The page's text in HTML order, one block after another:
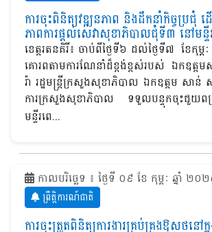
ការចុះពិនិត្យវឌ្ឍនភាព និងដឹកនាំកិច្ចប្រជុំ
ភាពការផ្តល់សេវាសុខាភិបាលជុំទី៣ នៅមន្ទី
ខេត្តរតនគិរី៖ ចាប់ពីថ្ងៃទី៦ ដល់ថ្ងៃទី៧ ខែកុម្
គោរពតាមការណែនាំដ៏ខ្ពង់ខ្ពស់របស់ ឯកឧត្ដម
រ៉ា រដ្ឋមន្ត្រីក្រសួងសុខាភិបាល ឯកឧត្តម សាន់
ការក្រសួងសុខាភិបាល ទទួលបន្ទុកចុះជួយព
មន្ទីរពេ...
កាលបរិច្ឆេទ ៖ ថ្ងៃទី ០៩ ខែ កុម្ភៈ ឆ្នាំ ២០
ព្រឹត្តិការណ៍ជាតិ
ការចុះត្រួតពិនិត្យការងារគ្រប់គ្រងឱសថន